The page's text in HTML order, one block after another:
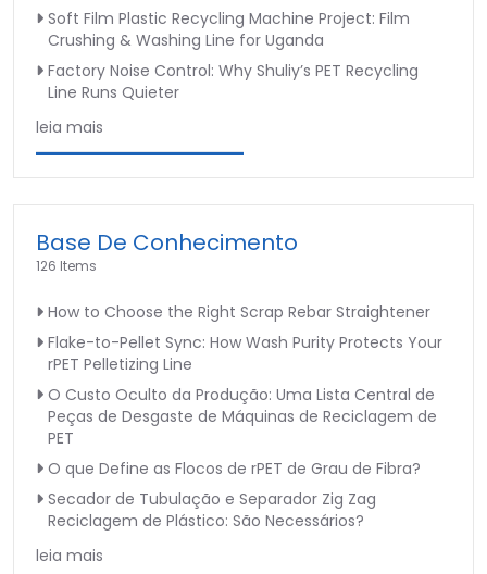
Soft Film Plastic Recycling Machine Project: Film
Crushing & Washing Line for Uganda
Factory Noise Control: Why Shuliy’s PET Recycling
Line Runs Quieter
leia mais
Base De Conhecimento
126 Items
How to Choose the Right Scrap Rebar Straightener
Flake-to-Pellet Sync: How Wash Purity Protects Your
rPET Pelletizing Line
O Custo Oculto da Produção: Uma Lista Central de
Peças de Desgaste de Máquinas de Reciclagem de
PET
O que Define as Flocos de rPET de Grau de Fibra?
Secador de Tubulação e Separador Zig Zag
Reciclagem de Plástico: São Necessários?
leia mais